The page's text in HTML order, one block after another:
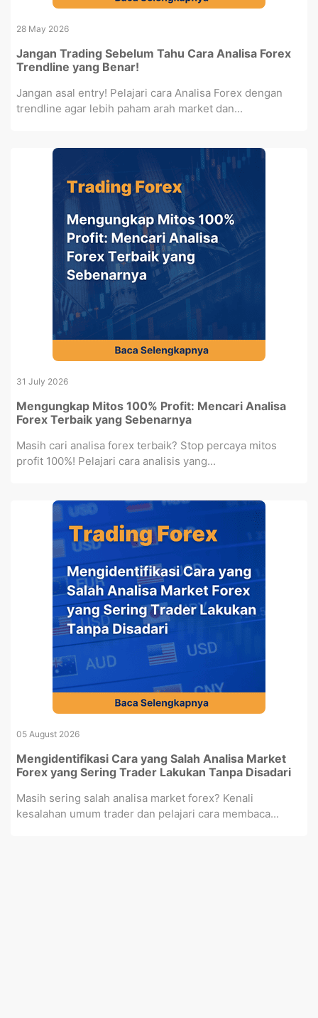
28 May 2026
Jangan Trading Sebelum Tahu Cara Analisa Forex
Trendline yang Benar!
Jangan asal entry! Pelajari cara Analisa Forex dengan
trendline agar lebih paham arah market dan...
31 July 2026
Mengungkap Mitos 100% Profit: Mencari Analisa
Forex Terbaik yang Sebenarnya
Masih cari analisa forex terbaik? Stop percaya mitos
profit 100%! Pelajari cara analisis yang...
05 August 2026
Mengidentifikasi Cara yang Salah Analisa Market
Forex yang Sering Trader Lakukan Tanpa Disadari
Masih sering salah analisa market forex? Kenali
kesalahan umum trader dan pelajari cara membaca...